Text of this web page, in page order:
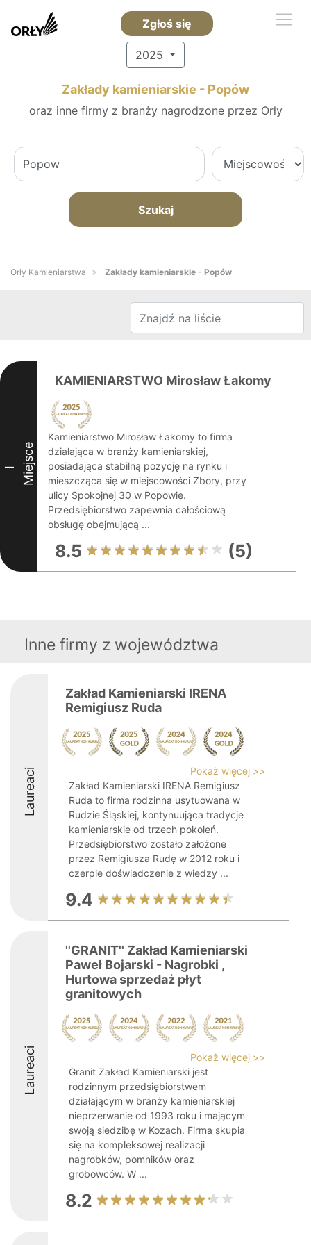
Zgłoś się
2025
Zakłady kamieniarskie - Popów
oraz inne firmy z branży nagrodzone przez Orły
Szukaj
Orły Kamieniarstwa Zakłady kamieniarskie - Popów
I Miejsce
KAMIENIARSTWO Mirosław Łakomy
Kamieniarstwo Mirosław Łakomy to firma
działająca w branży kamieniarskiej,
posiadająca stabilną pozycję na rynku i
mieszcząca się w miejscowości Zbory, przy
ulicy Spokojnej 30 w Popowie.
Przedsiębiorstwo zapewnia całościową
obsługę obejmującą ...
8.5 (5)
Inne firmy z województwa
Laureaci
Zakład Kamieniarski IRENA
Remigiusz Ruda
Pokaż więcej >>
Zakład Kamieniarski IRENA Remigiusz
Ruda to firma rodzinna usytuowana w
Rudzie Śląskiej, kontynuująca tradycje
kamieniarskie od trzech pokoleń.
Przedsiębiorstwo zostało założone
przez Remigiusza Rudę w 2012 roku i
czerpie doświadczenie z wiedzy ...
9.4
Laureaci
''GRANIT'' Zakład Kamieniarski
Paweł Bojarski - Nagrobki ,
Hurtowa sprzedaż płyt
granitowych
Pokaż więcej >>
Granit Zakład Kamieniarski jest
rodzinnym przedsiębiorstwem
działającym w branży kamieniarskiej
nieprzerwanie od 1993 roku i mającym
swoją siedzibę w Kozach. Firma skupia
się na kompleksowej realizacji
nagrobków, pomników oraz
grobowców. W ...
8.2